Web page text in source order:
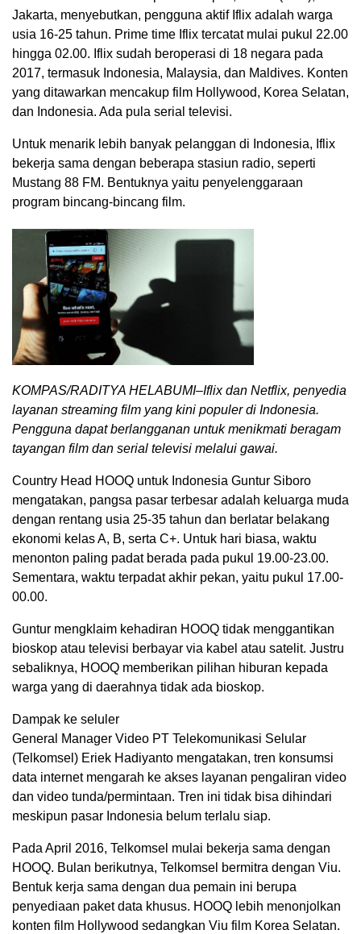
Jakarta, menyebutkan, pengguna aktif Iflix adalah warga
usia 16-25 tahun. Prime time Iflix tercatat mulai pukul 22.00
hingga 02.00. Iflix sudah beroperasi di 18 negara pada
2017, termasuk Indonesia, Malaysia, dan Maldives. Konten
yang ditawarkan mencakup film Hollywood, Korea Selatan,
dan Indonesia. Ada pula serial televisi.
Untuk menarik lebih banyak pelanggan di Indonesia, Iflix
bekerja sama dengan beberapa stasiun radio, seperti
Mustang 88 FM. Bentuknya yaitu penyelenggaraan
program bincang-bincang film.
KOMPAS/RADITYA HELABUMI–Iflix dan Netflix, penyedia
layanan streaming film yang kini populer di Indonesia.
Pengguna dapat berlangganan untuk menikmati beragam
tayangan film dan serial televisi melalui gawai.
Country Head HOOQ untuk Indonesia Guntur Siboro
mengatakan, pangsa pasar terbesar adalah keluarga muda
dengan rentang usia 25-35 tahun dan berlatar belakang
ekonomi kelas A, B, serta C+. Untuk hari biasa, waktu
menonton paling padat berada pada pukul 19.00-23.00.
Sementara, waktu terpadat akhir pekan, yaitu pukul 17.00-
00.00.
Guntur mengklaim kehadiran HOOQ tidak menggantikan
bioskop atau televisi berbayar via kabel atau satelit. Justru
sebaliknya, HOOQ memberikan pilihan hiburan kepada
warga yang di daerahnya tidak ada bioskop.
Dampak ke seluler
General Manager Video PT Telekomunikasi Selular
(Telkomsel) Eriek Hadiyanto mengatakan, tren konsumsi
data internet mengarah ke akses layanan pengaliran video
dan video tunda/permintaan. Tren ini tidak bisa dihindari
meskipun pasar Indonesia belum terlalu siap.
Pada April 2016, Telkomsel mulai bekerja sama dengan
HOOQ. Bulan berikutnya, Telkomsel bermitra dengan Viu.
Bentuk kerja sama dengan dua pemain ini berupa
penyediaan paket data khusus. HOOQ lebih menonjolkan
konten film Hollywood sedangkan Viu film Korea Selatan.